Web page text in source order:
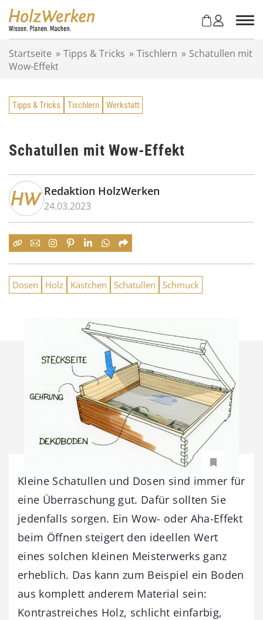
Startseite » Tipps & Tricks » Tischlern » Schatullen mit
Wow-Effekt
Tipps & Tricks Tischlern Werkstatt
Schatullen mit Wow-Effekt
Redaktion HolzWerken
24.03.2023
Dosen Holz Kästchen Schatullen Schmuck
Kleine Schatullen und Dosen sind immer für
eine Überraschung gut. Dafür sollten Sie
jedenfalls sorgen. Ein Wow- oder Aha-Effekt
beim Öffnen steigert den ideellen Wert
eines solchen kleinen Meisterwerks ganz
erheblich. Das kann zum Beispiel ein Boden
aus komplett anderem Material sein:
Kontrastreiches Holz, schlicht einfarbig,